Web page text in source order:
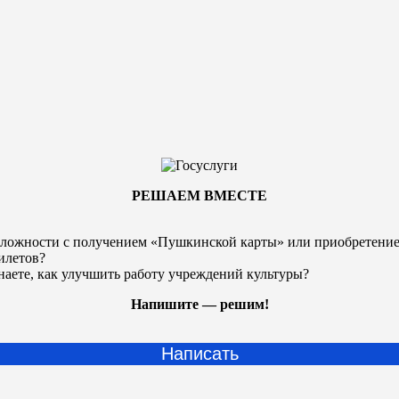
РЕШАЕМ ВМЕСТЕ
с получением «Пушкинской карты» или
как улучшить работу учреждений культуры?
Напишите — решим!
Написать